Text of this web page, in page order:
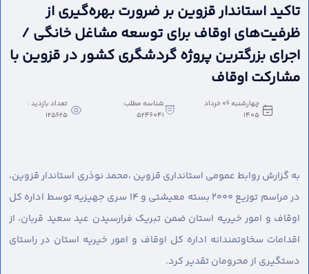
تاکید استاندار قزوین بر ضرورت بهره‌گیری از
ظرفیت‌های اوقاف برای توسعه مشاغل خانگی /
اجرای بزرگترین پروژه گردشگری کشور در قزوین با
مشارکت اوقاف
چهارشنبه 06 خرداد
1405
شناسه مطلب:
5246041
تعداد بازدید :
125625
به گزارش روابط عمومی استانداری قزوین ،محمد نوذری استاندار قزوین،
در مراسم توزیع ۲۰۰۰ بسته معیشتی و ۱۴ سری جهیزیه توسط اداره کل
اوقاف و امور خیریه استان ضمن تبریک فرارسیدن عید سعید قربان، از
اقدامات سخاوتمندانه اداره کل اوقاف و امور خیریه استان در راستای
دستگیری از محرومان تقدیر کرد.